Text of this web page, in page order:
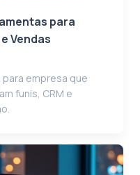
para
Vendas
para empresa que
funis, CRM e